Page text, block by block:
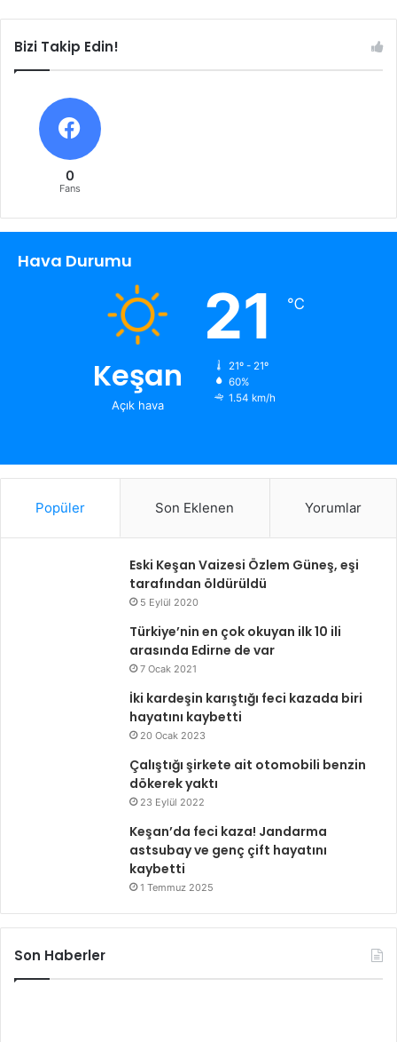
Bizi Takip Edin!
0
Fans
Hava Durumu
Keşan
Açık hava
21 ℃
21º - 21º
60%
1.54 km/h
Popüler Son Eklenen Yorumlar
Eski Keşan Vaizesi Özlem Güneş, eşi
tarafından öldürüldü
5 Eylül 2020
Türkiye’nin en çok okuyan ilk 10 ili
arasında Edirne de var
7 Ocak 2021
İki kardeşin karıştığı feci kazada biri
hayatını kaybetti
20 Ocak 2023
Çalıştığı şirkete ait otomobili benzin
dökerek yaktı
23 Eylül 2022
Keşan’da feci kaza! Jandarma
astsubay ve genç çift hayatını
kaybetti
1 Temmuz 2025
Son Haberler